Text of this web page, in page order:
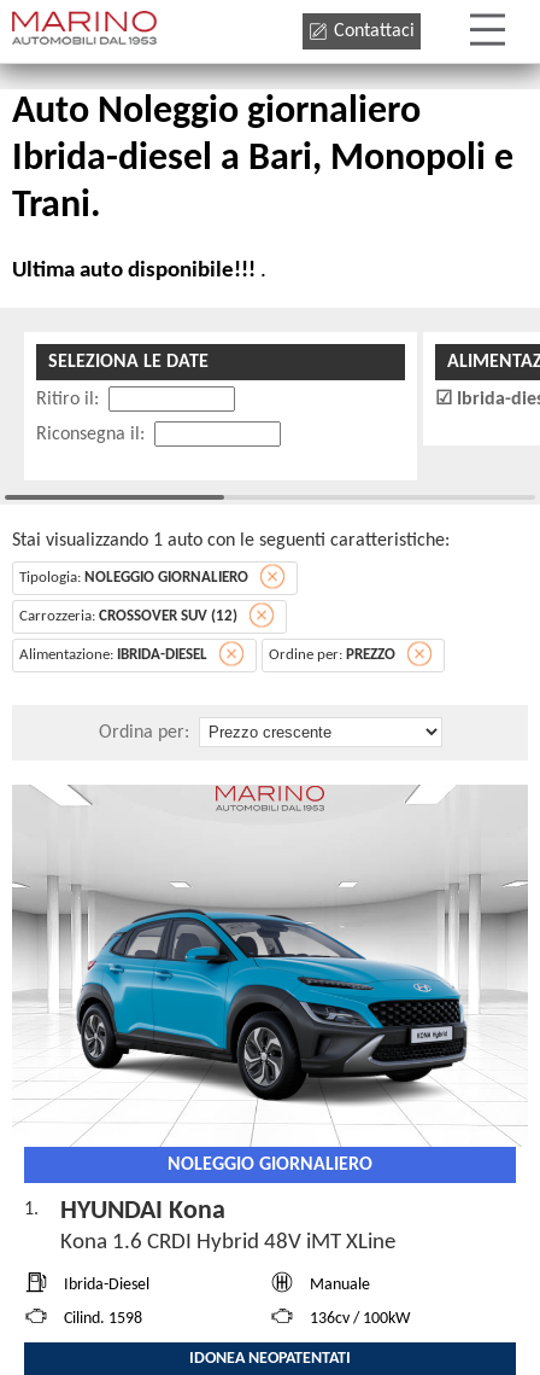
Contattaci
Auto Noleggio giornaliero
Ibrida-diesel a Bari, Monopoli e
Trani.
Ultima auto disponibile!!! .
SELEZIONA LE DATE
Ritiro il:
Riconsegna il:
Ibrida-
Stai visualizzando 1 auto con le seguenti caratteristiche:
Tipologia: NOLEGGIO GIORNALIERO
Carrozzeria: CROSSOVER SUV (12)
Alimentazione: IBRIDA-DIESEL Ordine per: PREZZO
Ordina per:
NOLEGGIO GIORNALIERO
1. HYUNDAI Kona
Kona 1.6 CRDI Hybrid 48V iMT XLine
Ibrida-Diesel
Manuale
Cilind. 1598
136cv / 100kW
IDONEA NEOPATENTATI